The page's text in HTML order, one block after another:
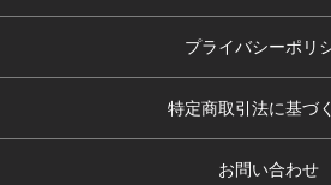
プライバシーポリ
特定商取引法に基づ
お問い合わせ